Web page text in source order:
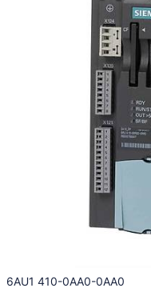
6AU1 410-0AA0-0AA0